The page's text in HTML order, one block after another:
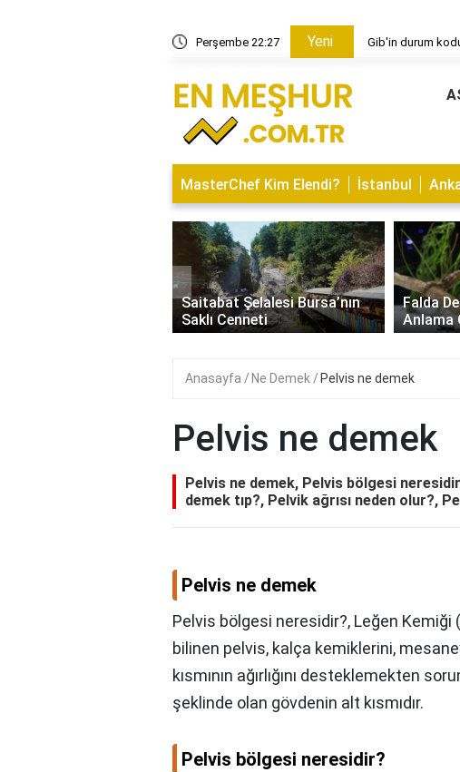
Perşembe 22:27 Yeni Gib'in durum
MasterChef Kim Elendi? İstanbul
Saitabat Şelalesi Bursa’nın
Saklı Cenneti
Falda
Anlama
‹
Anasayfa Ne Demek Pelvis ne demek
Pelvis ne demek
Pelvis ne demek, Pelvis bölgesi
demek tıp?, Pelvik ağrısı neden olur?,
Pelvis ne demek
Pelvis bölgesi neresidir?, Leğen
bilinen pelvis, kalça kemiklerini,
kısmının ağırlığını desteklemekten
şeklinde olan gövdenin alt kısmıdır.
Pelvis bölgesi neresidir?